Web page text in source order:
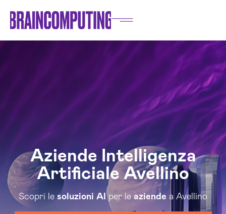
Aziende Intelligenza
Artificiale Avellino
Scopri lesoluzioni AI per leaziende a Avellino